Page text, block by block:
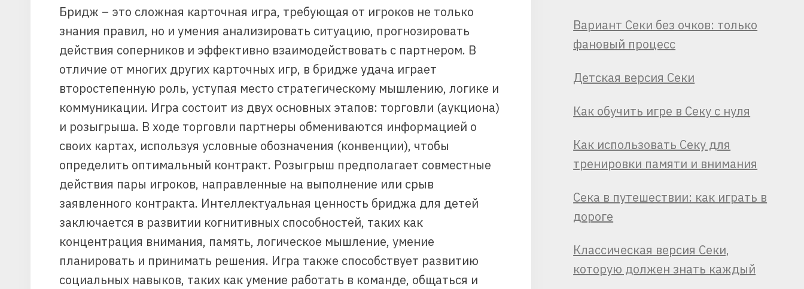
Бридж – это сложная карточная игра, требующая от игроков не только
знания правил, но и умения анализировать ситуацию, прогнозировать
действия соперников и эффективно взаимодействовать с партнером. В
отличие от многих других карточных игр, в бридже удача играет
второстепенную роль, уступая место стратегическому мышлению, логике и
коммуникации. Игра состоит из двух основных этапов: торговли (аукциона)
и розыгрыша. В ходе торговли партнеры обмениваются информацией о
своих картах, используя условные обозначения (конвенции), чтобы
определить оптимальный контракт. Розыгрыш предполагает совместные
действия пары игроков, направленные на выполнение или срыв
заявленного контракта. Интеллектуальная ценность бриджа для детей
заключается в развитии когнитивных способностей, таких как
концентрация внимания, память, логическое мышление, умение
планировать и принимать решения. Игра также способствует развитию
социальных навыков, таких как умение работать в команде, общаться и
Вариант Секи без очков: только
фановый процесс
Детская версия Секи
Как обучить игре в Секу с нуля
Как использовать Секу для
тренировки памяти и внимания
Сека в путешествии: как играть в
дороге
Классическая версия Секи,
которую должен знать каждый